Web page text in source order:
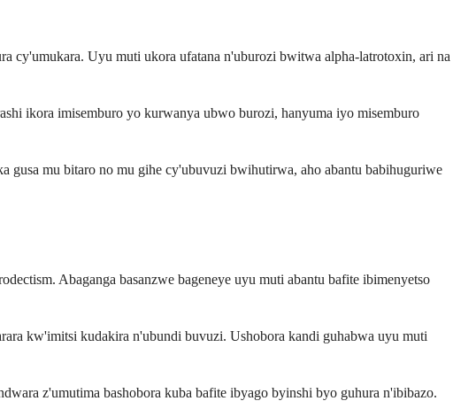
cy'umukara. Uyu muti ukora ufatana n'uburozi bwitwa alpha-latrotoxin, ari na
ikora imisemburo yo kurwanya ubwo burozi, hanyuma iyo misemburo
gusa mu bitaro no mu gihe cy'ubuvuzi bwihutirwa, aho abantu babihuguriwe
Abaganga basanzwe bageneye uyu muti abantu bafite ibimenyetso
kw'imitsi kudakira n'ubundi buvuzi. Ushobora kandi guhabwa uyu muti
z'umutima bashobora kuba bafite ibyago byinshi byo guhura n'ibibazo.